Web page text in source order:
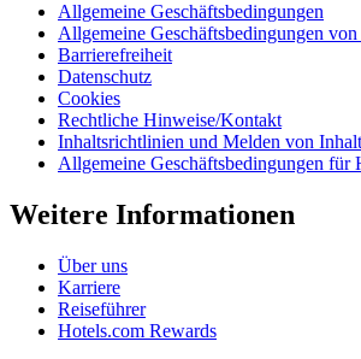
Allgemeine Geschäftsbedingungen
Allgemeine Geschäftsbedingungen
Barrierefreiheit
Datenschutz
Cookies
Rechtliche Hinweise/Kontakt
Inhaltsrichtlinien und Melden von
Allgemeine Geschäftsbedingungen für
Weitere Informationen
Über uns
Karriere
Reiseführer
Hotels.com Rewards